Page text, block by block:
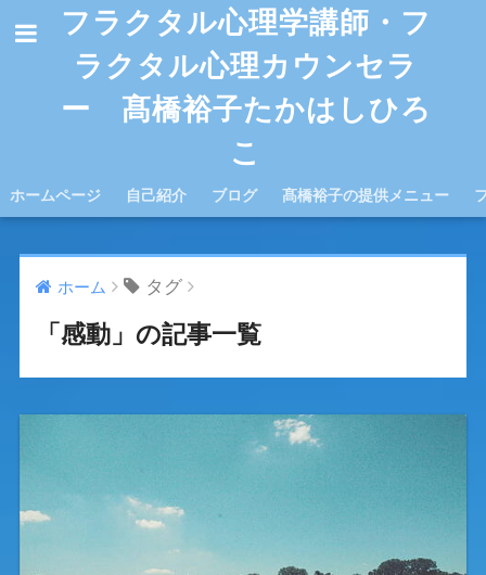
フラクタル心理学講師・フ
ラクタル心理カウンセラ
ー 髙橋裕子たかはしひろ
こ
ホームページ 自己紹介 ブログ 髙橋裕子の提供メニュー
ホーム タグ
「感動」の記事一覧